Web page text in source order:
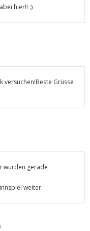
hier!! :)
versuchen!Beste Grüsse
wurden gerade
weiter.